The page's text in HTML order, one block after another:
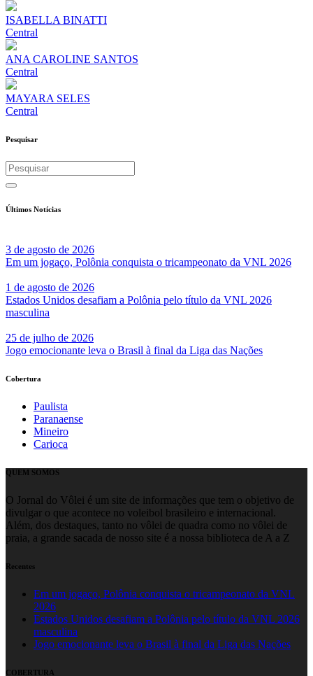
ISABELLA BINATTI
Central
ANA CAROLINE SANTOS
Central
MAYARA SELES
Central
Pesquisar
Últimos Notícias
3 de agosto de 2026
Em um jogaço, Polônia conquista o tricampeonato da VNL 2026
1 de agosto de 2026
Estados Unidos desafiam a Polônia pelo título da VNL 2026
masculina
25 de julho de 2026
Jogo emocionante leva o Brasil à final da Liga das Nações
Cobertura
Paulista
Paranaense
Mineiro
Carioca
QUEM SOMOS
O Jornal do Vôlei é um site de informações que tem o objetivo de
divulgar o que acontece no voleibol brasileiro e internacional.
Além, dos destaques, tanto no vôlei de quadra como no vôlei de
praia, a grande sacada de nosso site é a nossa biblioteca de A a Z
Recentes
Em um jogaço, Polônia conquista o tricampeonato da VNL
2026
Estados Unidos desafiam a Polônia pelo título da VNL 2026
masculina
Jogo emocionante leva o Brasil à final da Liga das Nações
COBERTURA